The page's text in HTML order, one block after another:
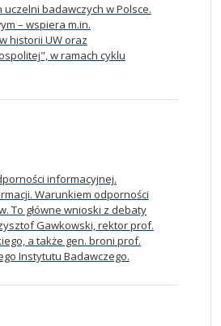
badawczych w Polsce.
– wspiera m.in.
historii UW oraz
w ramach cyklu
informacyjnej.
Warunkiem odporności
To główne wnioski z debaty
Gawkowski, rektor prof.
a także gen. broni prof.
Instytutu Badawczego.